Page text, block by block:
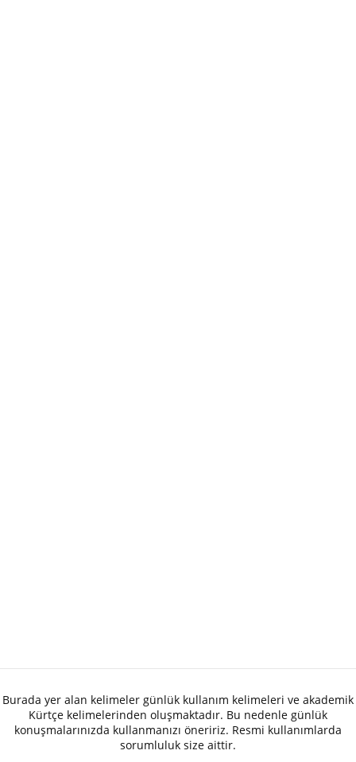
Burada yer alan kelimeler günlük kullanım kelimeleri ve akademik
Kürtçe kelimelerinden oluşmaktadır. Bu nedenle günlük
konuşmalarınızda kullanmanızı öneririz. Resmi kullanımlarda
sorumluluk size aittir.